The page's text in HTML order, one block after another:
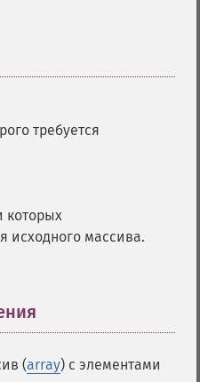
требуется
которых
исходного массива.
(array) с элементами